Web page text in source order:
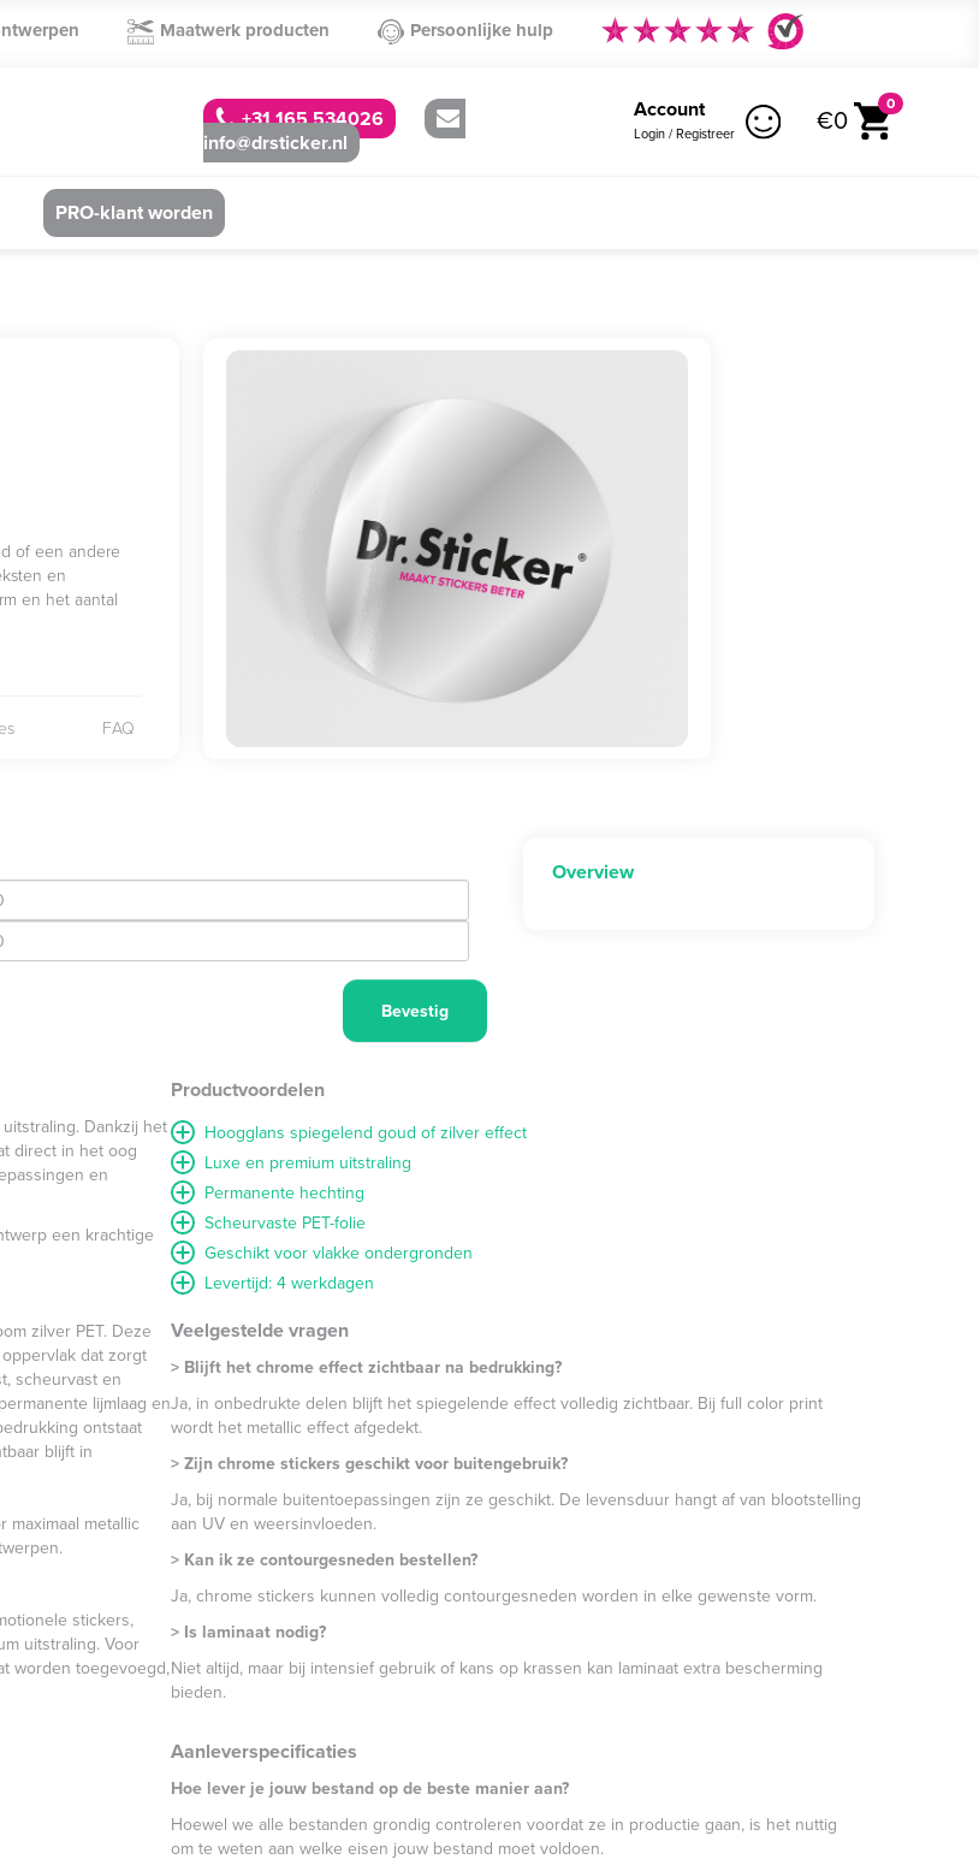
Maatwerk producten Persoonlijke hulp
+31 165 534026
info@drsticker.nl
Account
Login / Registreer €0 0
PRO-klant worden
of een andere
en
en het aantal
FAQ
Overview
Dankzij het
direct in het oog
en
een krachtige
zilver PET. Deze
dat zorgt
scheurvast en
lijmlaag en
ontstaat
blijft in
metallic
stickers,
uitstraling. Voor
worden toegevoegd,
Productvoordelen
Hoogglans spiegelend goud of zilver effect
Luxe en premium uitstraling
Permanente hechting
Scheurvaste PET-folie
Geschikt voor vlakke ondergronden
Levertijd: 4 werkdagen
Veelgestelde vragen
> Blijft het chrome effect zichtbaar na bedrukking?
Ja, in onbedrukte delen blijft het spiegelende effect volledig zichtbaar. Bij full color print
wordt het metallic effect afgedekt.
> Zijn chrome stickers geschikt voor buitengebruik?
Ja, bij normale buitentoepassingen zijn ze geschikt. De levensduur hangt af van blootstelling
aan UV en weersinvloeden.
> Kan ik ze contourgesneden bestellen?
Ja, chrome stickers kunnen volledig contourgesneden worden in elke gewenste vorm.
> Is laminaat nodig?
Niet altijd, maar bij intensief gebruik of kans op krassen kan laminaat extra bescherming
bieden.
Aanleverspecificaties
Hoe lever je jouw bestand op de beste manier aan?
Hoewel we alle bestanden grondig controleren voordat ze in productie gaan, is het nuttig
om te weten aan welke eisen jouw bestand moet voldoen.